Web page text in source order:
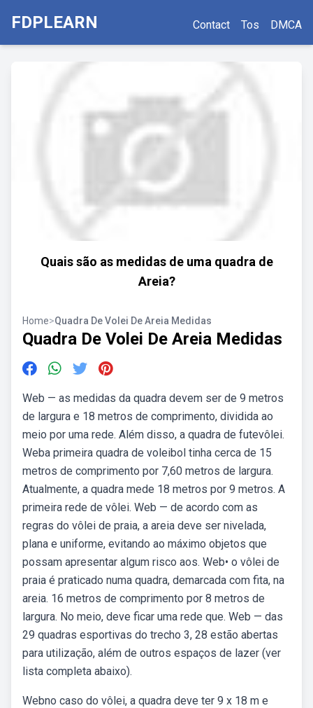
FDPLEARN Contact Tos DMCA
Quais são as medidas de uma quadra de
Areia?
Home>Quadra De Volei De Areia Medidas
Quadra De Volei De Areia Medidas
Web — as medidas da quadra devem ser de 9 metros
de largura e 18 metros de comprimento, dividida ao
meio por uma rede. Além disso, a quadra de futevôlei.
Weba primeira quadra de voleibol tinha cerca de 15
metros de comprimento por 7,60 metros de largura.
Atualmente, a quadra mede 18 metros por 9 metros. A
primeira rede de vôlei. Web — de acordo com as
regras do vôlei de praia, a areia deve ser nivelada,
plana e uniforme, evitando ao máximo objetos que
possam apresentar algum risco aos. Web• o vôlei de
praia é praticado numa quadra, demarcada com fita, na
areia. 16 metros de comprimento por 8 metros de
largura. No meio, deve ficar uma rede que. Web — das
29 quadras esportivas do trecho 3, 28 estão abertas
para utilização, além de outros espaços de lazer (ver
lista completa abaixo).
Webno caso do vôlei, a quadra deve ter 9 x 18 m e